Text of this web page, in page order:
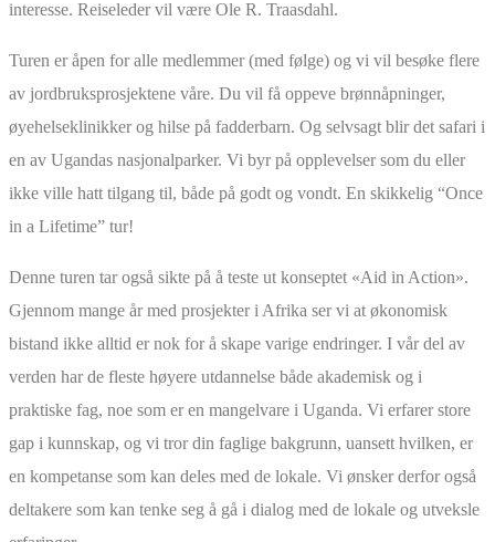
interesse. Reiseleder vil være Ole R. Traasdahl.
Turen er åpen for alle medlemmer (med følge) og vi vil besøke flere
av jordbruksprosjektene våre. Du vil få oppeve brønnåpninger,
øyehelseklinikker og hilse på fadderbarn. Og selvsagt blir det safari i
en av Ugandas nasjonalparker. Vi byr på opplevelser som du eller
ikke ville hatt tilgang til, både på godt og vondt. En skikkelig “Once
in a Lifetime” tur!
Denne turen tar også sikte på å teste ut konseptet «Aid in Action».
Gjennom mange år med prosjekter i Afrika ser vi at økonomisk
bistand ikke alltid er nok for å skape varige endringer. I vår del av
verden har de fleste høyere utdannelse både akademisk og i
praktiske fag, noe som er en mangelvare i Uganda. Vi erfarer store
gap i kunnskap, og vi tror din faglige bakgrunn, uansett hvilken, er
en kompetanse som kan deles med de lokale. Vi ønsker derfor også
deltakere som kan tenke seg å gå i dialog med de lokale og utveksle